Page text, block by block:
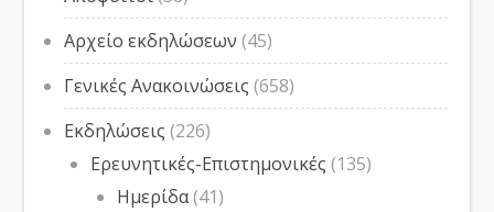
Αρχείο εκδηλώσεων (45)
Γενικές Ανακοινώσεις (658)
Εκδηλώσεις (226)
Ερευνητικές-Επιστημονικές (135)
Ημερίδα(41)